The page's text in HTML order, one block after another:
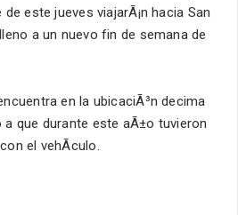
este jueves viajarÃ¡n hacia San
a un nuevo fin de semana de
en la ubicaciÃ³n decima
que durante este aÃ±o tuvieron
el vehÃ­culo.